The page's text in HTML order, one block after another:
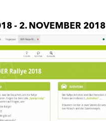
- 2. NOVEMBER 2018